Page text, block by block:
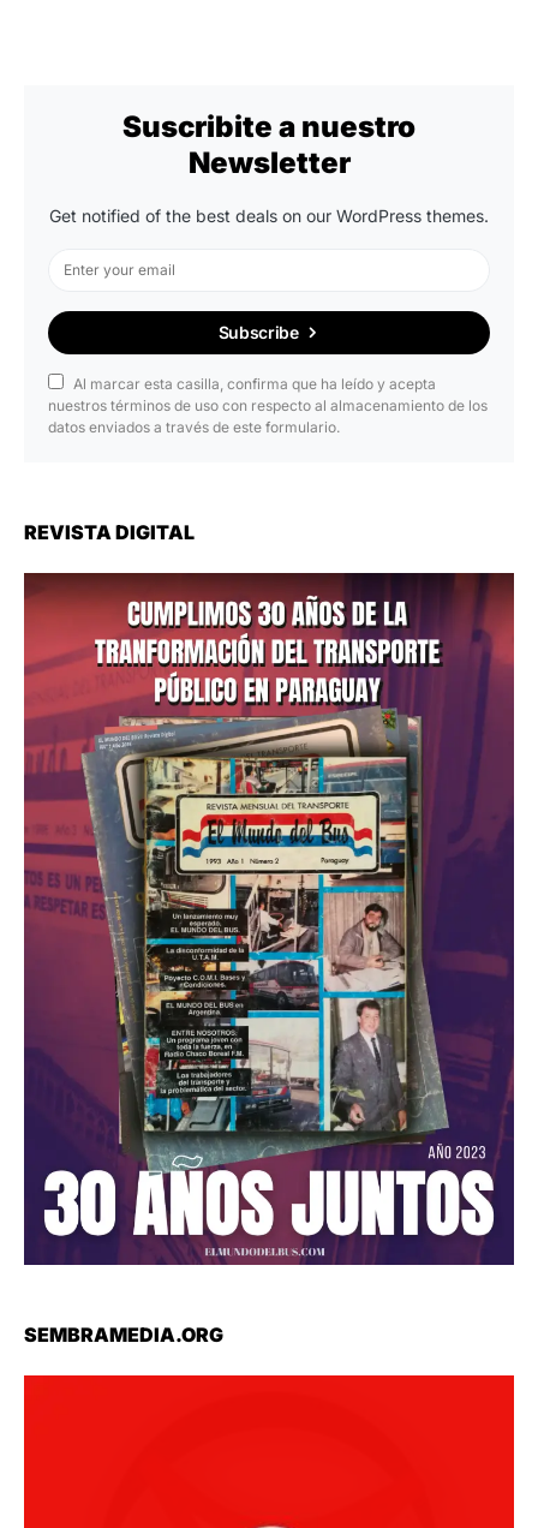
Suscribite a nuestro
Newsletter
Get notified of the best deals on our WordPress themes.
Subscribe
Al marcar esta casilla, confirma que ha leído y acepta
nuestros términos de uso con respecto al almacenamiento de los
datos enviados a través de este formulario.
REVISTA DIGITAL
SEMBRAMEDIA.ORG